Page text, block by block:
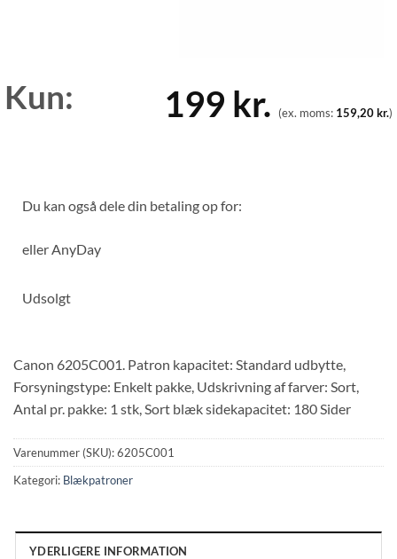
Kun: 199 kr. (ex. moms: 159,20kr.)
Du kan også dele din betaling op for:
eller AnyDay
Udsolgt
Canon 6205C001. Patron kapacitet: Standard udbytte,
Forsyningstype: Enkelt pakke, Udskrivning af farver: Sort,
Antal pr. pakke: 1 stk, Sort blæk sidekapacitet: 180 Sider
Varenummer (SKU):6205C001
Kategori: Blækpatroner
YDERLIGERE INFORMATION